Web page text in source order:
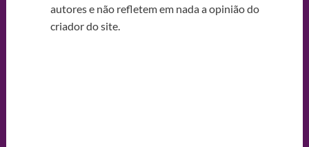
autores e não refletem em nada a opinião do
criador do site.